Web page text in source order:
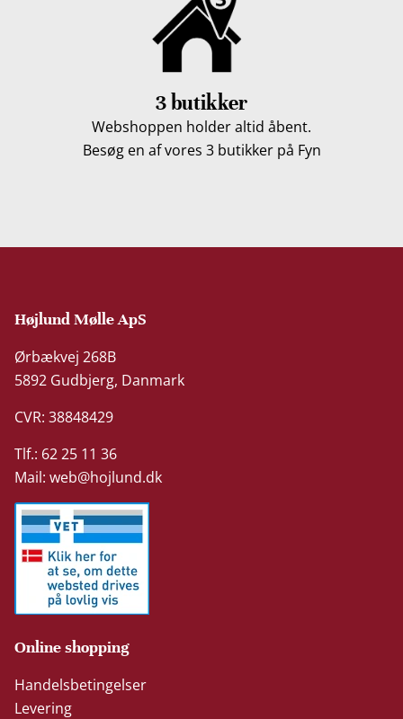
3 butikker
Webshoppen holder altid åbent.
Besøg en af vores 3 butikker på Fyn
Højlund Mølle ApS
Ørbækvej 268B
5892 Gudbjerg, Danmark
CVR: 38848429
Tlf.: 62 25 11 36
Mail:web@hojlund.dk
Online shopping
Handelsbetingelser
Levering